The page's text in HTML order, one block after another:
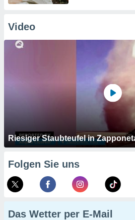
Video
Riesiger Staubteufel in
Folgen Sie uns
Das Wetter per E-Mail